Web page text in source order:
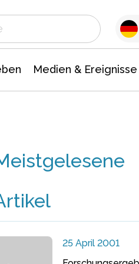
Medien & Ereignisse
25 April 2001